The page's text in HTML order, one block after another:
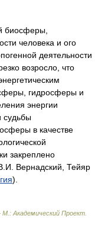
биосферы,
человека и ого
деятельности
возросло, что
гидросферы и
энергии
судьбы
в качестве
закреплено
Вернадский, Тейяр
).
Академический Проект